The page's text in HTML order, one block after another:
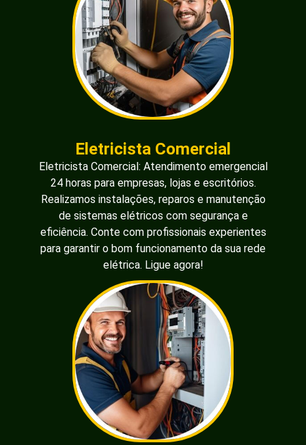
Eletricista Comercial
Eletricista Comercial: Atendimento emergencial
24 horas para empresas, lojas e escritórios.
Realizamos instalações, reparos e manutenção
de sistemas elétricos com segurança e
eficiência. Conte com profissionais experientes
para garantir o bom funcionamento da sua rede
elétrica. Ligue agora!